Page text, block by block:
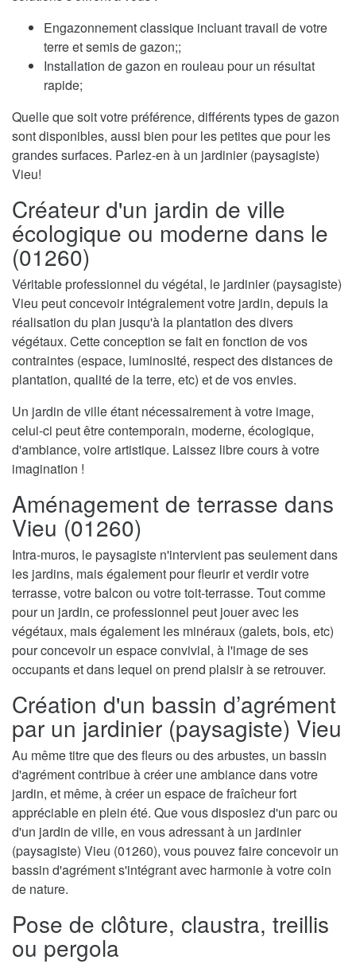
Engazonnement classique incluant travail de votre
terre et semis de gazon;;
Installation de gazon en rouleau pour un résultat
rapide;
Quelle que soit votre préférence, différents types de gazon
sont disponibles, aussi bien pour les petites que pour les
grandes surfaces. Parlez-en à un jardinier (paysagiste)
Vieu!
Créateur d'un jardin de ville
écologique ou moderne dans le
(01260)
Véritable professionnel du végétal, le jardinier (paysagiste)
Vieu peut concevoir intégralement votre jardin, depuis la
réalisation du plan jusqu'à la plantation des divers
végétaux. Cette conception se fait en fonction de vos
contraintes (espace, luminosité, respect des distances de
plantation, qualité de la terre, etc) et de vos envies.
Un jardin de ville étant nécessairement à votre image,
celui-ci peut être contemporain, moderne, écologique,
d'ambiance, voire artistique. Laissez libre cours à votre
imagination !
Aménagement de terrasse dans
Vieu (01260)
Intra-muros, le paysagiste n'intervient pas seulement dans
les jardins, mais également pour fleurir et verdir votre
terrasse, votre balcon ou votre toit-terrasse. Tout comme
pour un jardin, ce professionnel peut jouer avec les
végétaux, mais également les minéraux (galets, bois, etc)
pour concevoir un espace convivial, à l'image de ses
occupants et dans lequel on prend plaisir à se retrouver.
Création d'un bassin d’agrément
par un jardinier (paysagiste) Vieu
Au même titre que des fleurs ou des arbustes, un bassin
d'agrément contribue à créer une ambiance dans votre
jardin, et même, à créer un espace de fraîcheur fort
appréciable en plein été. Que vous disposiez d'un parc ou
d'un jardin de ville, en vous adressant à un jardinier
(paysagiste) Vieu (01260), vous pouvez faire concevoir un
bassin d'agrément s'intégrant avec harmonie à votre coin
de nature.
Pose de clôture, claustra, treillis
ou pergola